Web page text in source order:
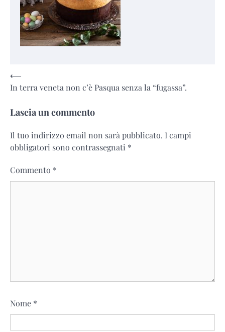
Navigazione
articoli
⟵
In terra veneta non c’è Pasqua senza la “fugassa”.
Lascia un commento
Il tuo indirizzo email non sarà pubblicato. I campi
obbligatori sono contrassegnati *
Commento *
Nome *